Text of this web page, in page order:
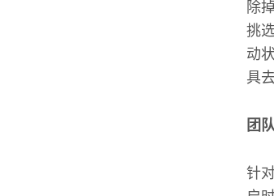
除
挑
动
具
团
针